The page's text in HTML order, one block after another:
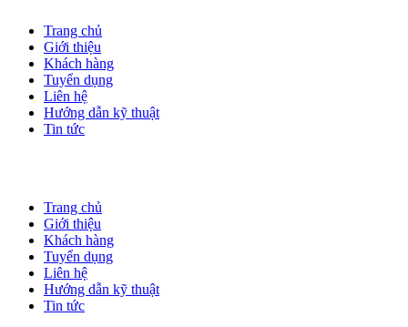
Trang chủ
Giới thiệu
Khách hàng
Tuyển dụng
Liên hệ
Hướng dẫn kỹ thuật
Tin tức
Trang chủ
Giới thiệu
Khách hàng
Tuyển dụng
Liên hệ
Hướng dẫn kỹ thuật
Tin tức